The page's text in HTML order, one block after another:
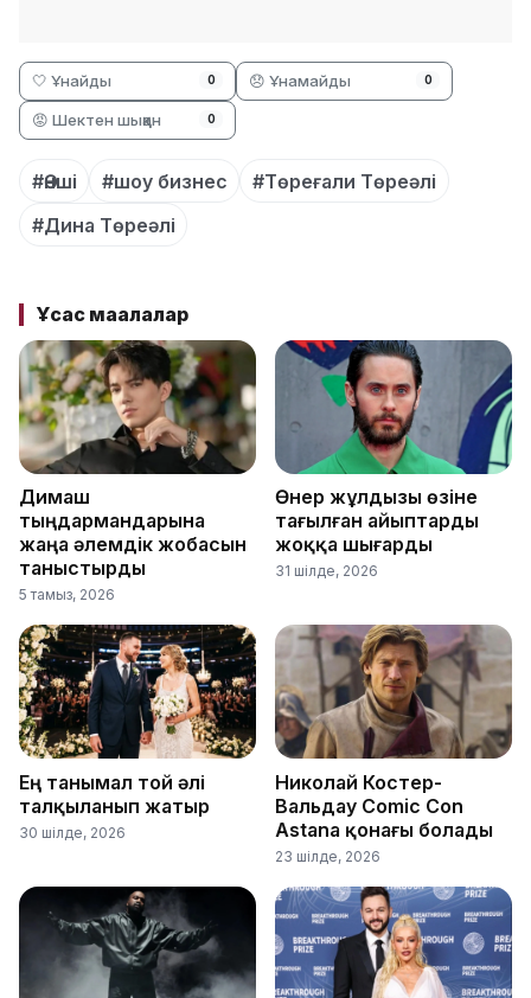
🤍 Ұнайды 0 😞 Ұнамайды 0
😡 Шектен шыққан 0
#Әнші #шоу бизнес
#Төреғали Төреәлі
#Дина Төреәлі
Ұқсас мақалалар
Димаш
тыңдармандарына
жаңа әлемдік жобасын
таныстырды
5 тамыз, 2026
Өнер жұлдызы өзіне
тағылған айыптарды
жоққа шығарды
31 шілде, 2026
Ең танымал той әлі
талқыланып жатыр
30 шілде, 2026
Николай Костер-
Вальдау Comic Con
Astana қонағы болады
23 шілде, 2026